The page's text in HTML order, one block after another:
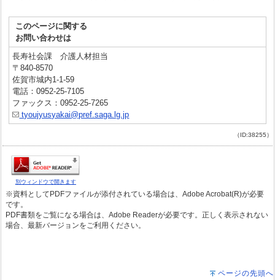
このページに関する
お問い合わせは
長寿社会課 介護人材担当
〒840-8570
佐賀市城内1-1-59
電話：0952-25-7105
ファックス：0952-25-7265
tyoujyusyakai@pref.saga.lg.jp
（ID:38255）
別ウィンドウで開きます
※資料としてPDFファイルが添付されている場合は、Adobe Acrobat(R)が必要
です。
PDF書類をご覧になる場合は、Adobe Readerが必要です。正しく表示されない
場合、最新バージョンをご利用ください。
ページの先頭へ